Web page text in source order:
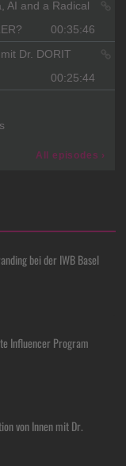
bei der IWB Basel
Influencer Program
von Innen mit Dr.